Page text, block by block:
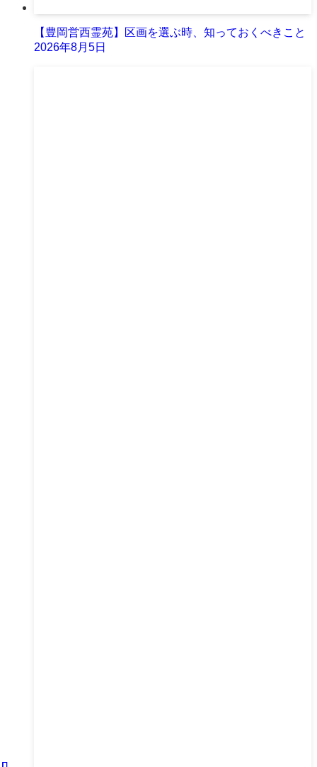
【豊岡営西霊苑】区画を選ぶ時、知っておくべきこと
2026年8月5日